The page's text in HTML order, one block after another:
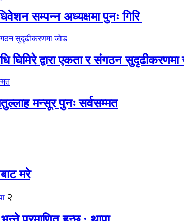
सम्पन्न अध्यक्षमा पुनः गिरि
घिमिरे द्वारा एकता र संगठन
मन्सूर पुनः सर्वसम्मत
मरे
२